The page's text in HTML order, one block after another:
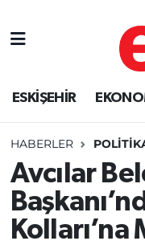
ESKİŞEHİR
HABERLER
Avcılar